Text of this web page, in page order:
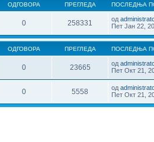
ОДГОВОРА ПРЕГЛЕДА ПОСЛЕДЊА
0 258331 од
Пет Јан 22,
ОДГОВОРА ПРЕГЛЕДА ПОСЛЕДЊА
0 23665 од
Пет Окт 21,
0 5558 од
Пет Окт 21,